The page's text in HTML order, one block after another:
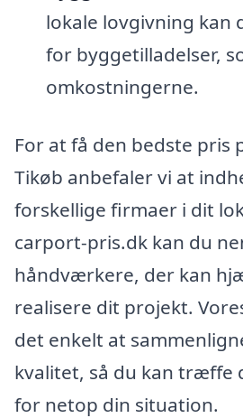
lokale lovgivning kan
for byggetilladelser,
omkostningerne.
For at få den bedste pris
Tikøb anbefaler vi at
forskellige firmaer i dit
carport-pris.dk kan du
håndværkere, der kan
realisere dit projekt.
det enkelt at
kvalitet, så du kan træffe
for netop din situation.